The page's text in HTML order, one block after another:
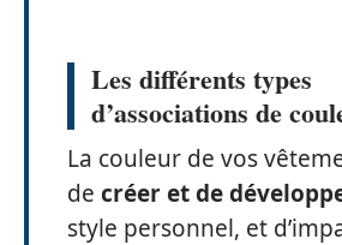
Les différents types
d’associations de
La couleur de vos
de créer et de
style personnel, et